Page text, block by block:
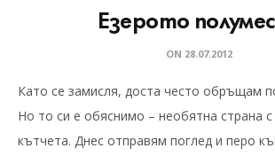
Езерото
ON 28.07.2012
Като се замисля, доста често обръщам
Но то си е обяснимо – необятна страна
кътчета. Днес отправям поглед и перо